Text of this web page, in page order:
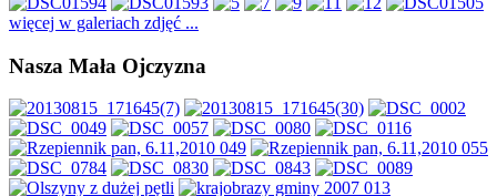
więcej w galeriach zdjęć ...
Nasza Mała Ojczyzna